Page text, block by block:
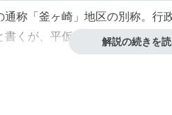
通称「釜ヶ崎 」地区の別称。行
書くが、平仮名書きが一般的。
解説の続きを